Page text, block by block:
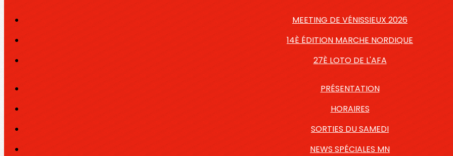
MEETING DE VÉNISSIEUX 2026
14È ÉDITION MARCHE NORDIQUE
27È LOTO DE L'AFA
PRÉSENTATION
HORAIRES
SORTIES DU SAMEDI
NEWS SPÉCIALES MN